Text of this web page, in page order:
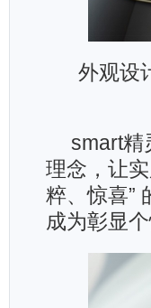
外观设
smart精
理念，让
粹、惊喜”
成为彰显